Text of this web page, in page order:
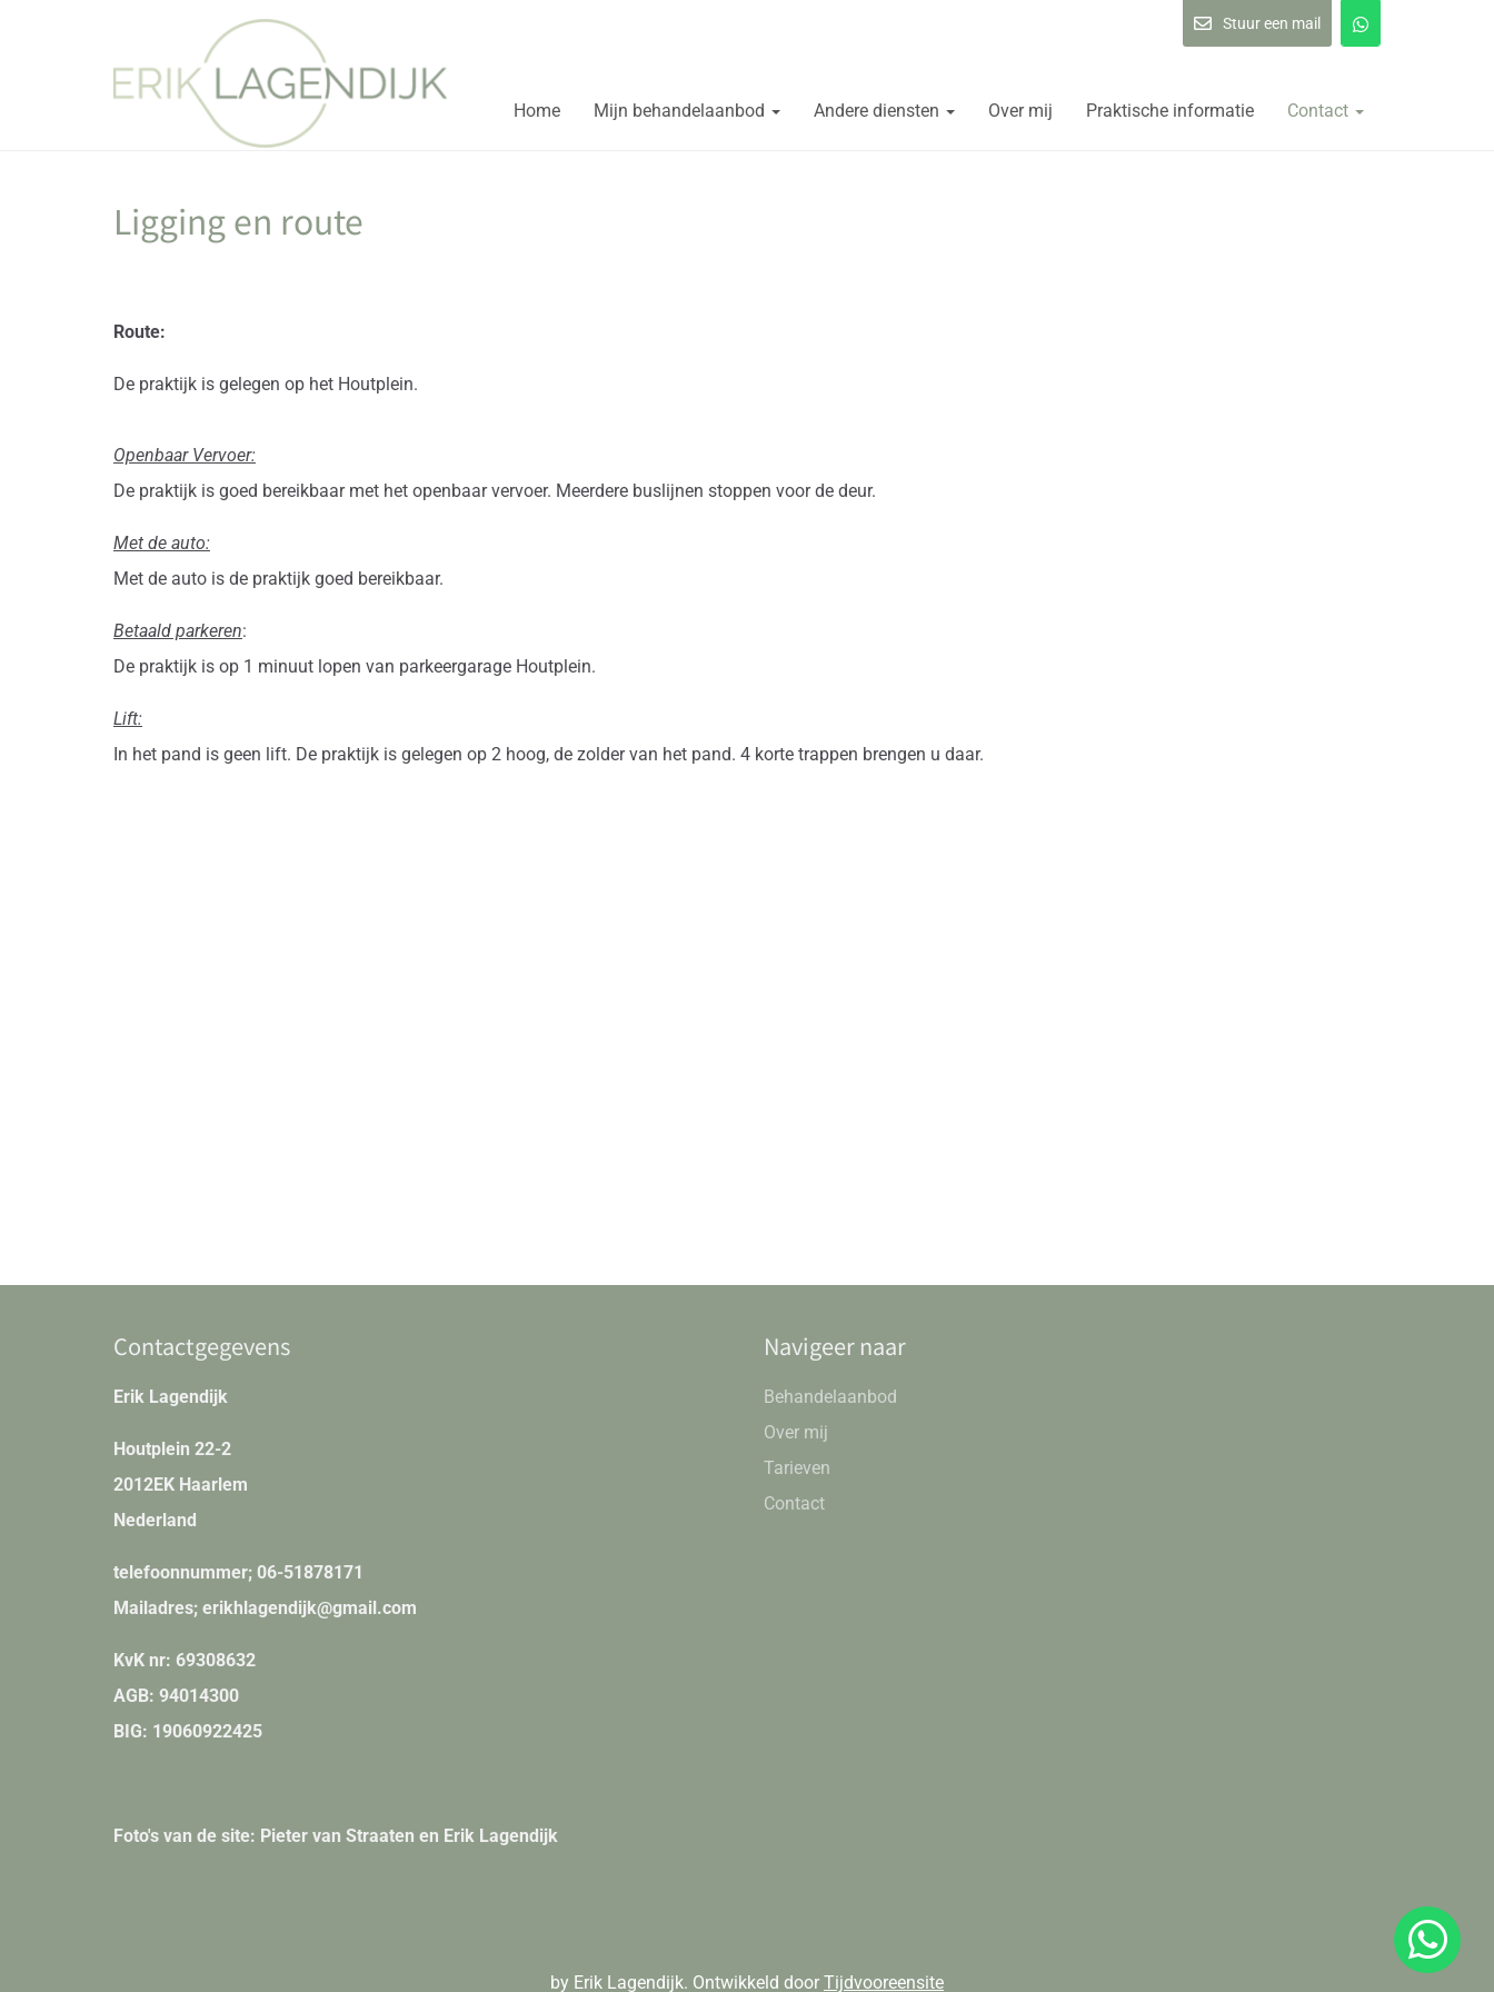
Stuur een mail
Home Mijn behandelaanbod Andere diensten Over mij Praktische informatie Contact
Ligging en route
Route:
De praktijk is gelegen op het Houtplein.
Openbaar Vervoer:
De praktijk is goed bereikbaar met het openbaar vervoer. Meerdere buslijnen stoppen voor de deur.
Met de auto:
Met de auto is de praktijk goed bereikbaar.
Betaald parkeren:
De praktijk is op 1 minuut lopen van parkeergarage Houtplein.
Lift:
In het pand is geen lift. De praktijk is gelegen op 2 hoog, de zolder van het pand. 4 korte trappen brengen u daar.
Contactgegevens
Erik Lagendijk
Houtplein 22-2
2012EK Haarlem
Nederland
telefoonnummer; 06-51878171
Mailadres; erikhlagendijk@gmail.com
KvK nr: 69308632
AGB: 94014300
BIG: 19060922425
Foto's van de site: Pieter van Straaten en Erik Lagendijk
Navigeer naar
Behandelaanbod
Over mij
Tarieven
Contact
by Erik Lagendijk. Ontwikkeld door Tijdvooreensite